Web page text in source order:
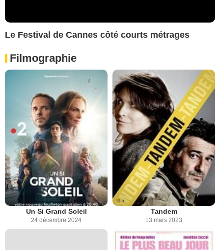
Le Festival de Cannes côté courts métrages
Filmographie
Un Si Grand Soleil
24 décembre 2024
Tandem
13 mars 2023